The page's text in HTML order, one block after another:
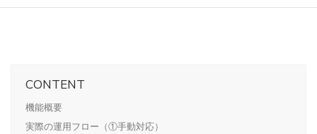
CONTENT
機能概要
実際の運用フロー（①手動対応）